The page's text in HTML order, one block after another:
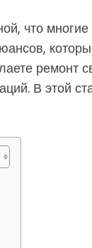
что
ремонт
В этой